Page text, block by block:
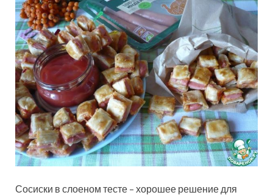
Сосиски в слоеном тесте – хорошее решение для